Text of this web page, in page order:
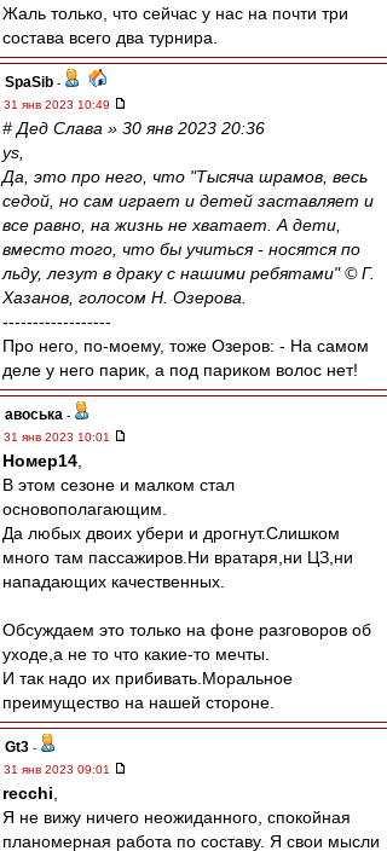
Жаль только, что сейчас у нас на почти три
состава всего два турнира.
SpaSib -
31 янв 2023 10:49
# Дед Слава » 30 янв 2023 20:36
ys,
Да, это про него, что "Тысяча шрамов, весь
седой, но сам играет и детей заставляет и
все равно, на жизнь не хватает. А дети,
вместо того, что бы учиться - носятся по
льду, лезут в драку с нашими ребятами" © Г.
Хазанов, голосом Н. Озерова.
------------------
Про него, по-моему, тоже Озеров: - На самом
деле у него парик, а под париком волос нет!
авоська -
31 янв 2023 10:01
Номер14
В этом сезоне и малком стал
основополагающим.
Да любых двоих убери и дрогнут.Слишком
много там пассажиров.Ни вратаря,ни ЦЗ,ни
нападающих качественных.
Обсуждаем это только на фоне разговоров об
уходе,а не то что какие-то мечты.
И так надо их прибивать.Моральное
преимущество на нашей стороне.
Gt3 -
31 янв 2023 09:01
recchi
Я не вижу ничего неожиданного, спокойная
планомерная работа по составу. Я свои мысли